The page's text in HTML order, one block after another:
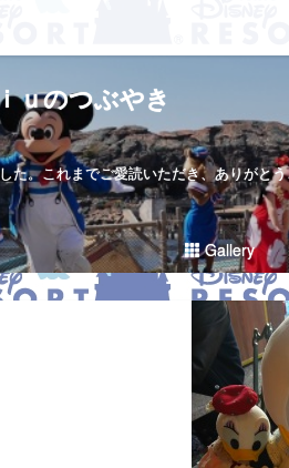
ｕのつぶやき
Gallery